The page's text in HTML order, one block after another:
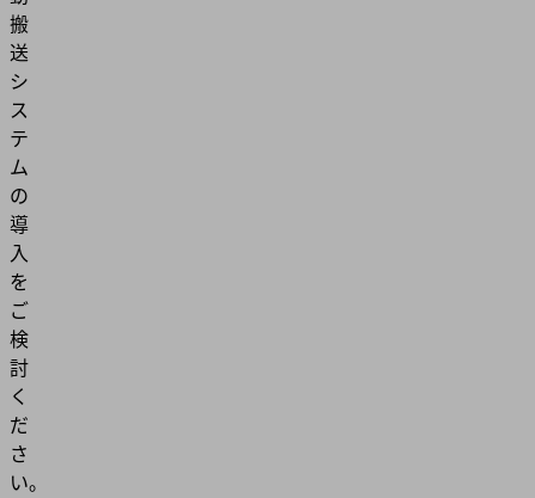
搬
送
シ
ス
テ
ム
の
導
入
を
ご
検
討
く
だ
さ
い。